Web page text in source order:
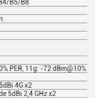
B5/B8
PER, 11g: -72 dBm@10%
4G x2
5dBi 2,4 GHz x2